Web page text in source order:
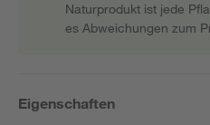
Naturprodukt ist jede
es Abweichungen zum
Eigenschaften